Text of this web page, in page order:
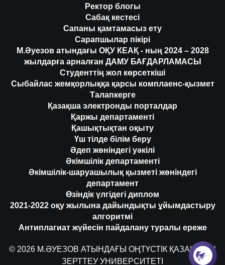
Ректор блогы
Сабақ кестесі
Сапаны қамтамасыз ету
Сарапшылар пікірі
М.Әуезов атындағы ОҚУ КЕАҚ - ның 2024 – 2028
жылдарға арналған ДАМУ БАҒДАРЛАМАСЫ
Студенттің жол көрсеткіші
Сыбайлас жемқорлыққа қарсы комплаенс-қызмет
Талапкерге
Қазақша электронды порталдар
Қаржы департаменті
Қашықтықтан оқыту
Үш тілде білім беру
Әдеп жөніндегі уәкілі
Әкімшілік департаменті
Әкімшілік-шаруашылық қызметі жөніндегі
департамент
Өзіндік үлгідегі диплом
2021-2022 оқу жылына дайындықты ұйымдастыру
алгоритмі
Антиплагиат жүйесін пайдалану туралы ереже
© 2026 М.ӘУЕЗОВ АТЫНДАҒЫ ОҢТҮСТІК ҚАЗАҚСТАН
ЗЕРТТЕУ УНИВЕРСИТЕТІ